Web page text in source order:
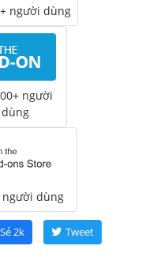
người dùng
người
dùng
người dùng
2k Tweet